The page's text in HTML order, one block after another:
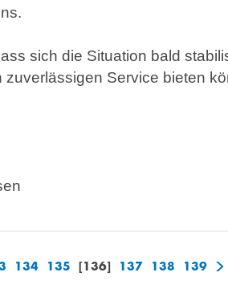
sich die Situation bald
zuverlässigen Service bieten
134 135 [136] 137 138 139